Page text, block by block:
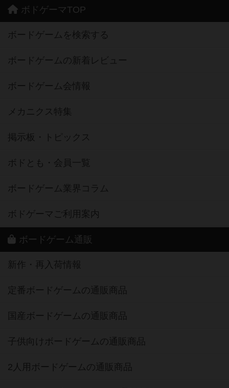
ボドゲーマTOP
ボードゲームを検索する
ボードゲームの新着レビュー
ボードゲーム会情報
メカニクス特集
掲示板・トピックス
ボドとも・会員一覧
ボードゲーム業界コラム
ボドゲーマご利用案内
ボードゲーム通販
新作・再入荷情報
定番ボードゲームの通販商品
国産ボードゲームの通販商品
子供向けボードゲームの通販商品
2人用ボードゲームの通販商品